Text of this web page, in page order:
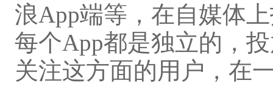
浪App端等，在自媒体
每个App都是独立的，
关注这方面的用户，在